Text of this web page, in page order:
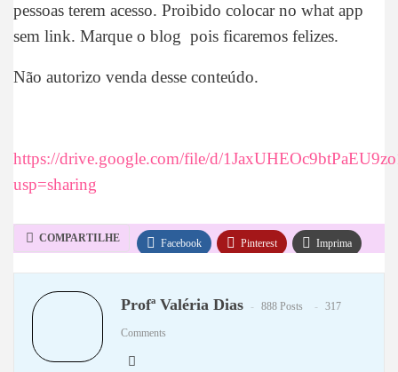
pessoas terem acesso. Proibido colocar no what app
sem link. Marque o blog pois ficaremos felizes.
Não autorizo venda desse conteúdo.
https://drive.google.com/file/d/
usp=sharing
COMPARTILHE Facebook Pinterest Imprima
Profª Valéria Dias 888 Posts 317
Comments